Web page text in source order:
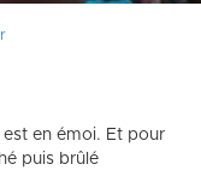
en émoi. Et pour
puis brûlé